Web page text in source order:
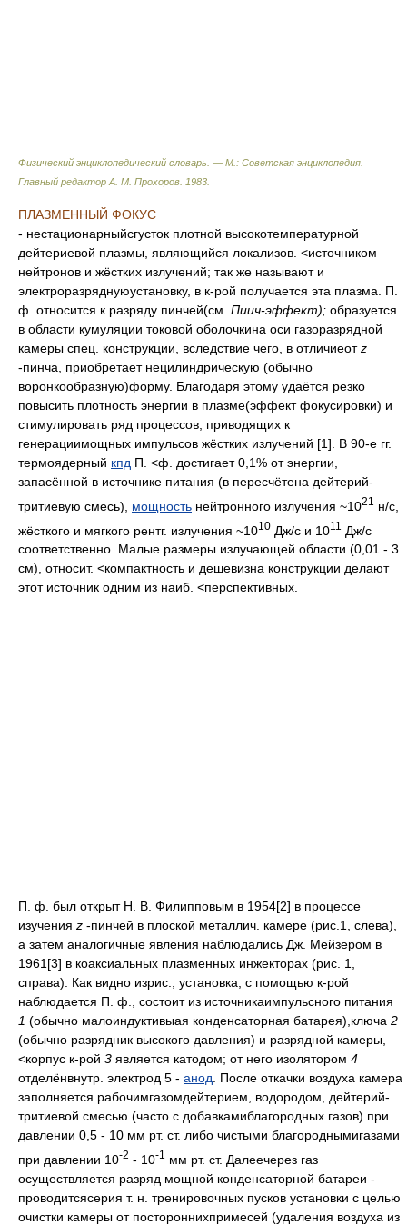
Физический энциклопедический словарь. — М.: Советская энциклопедия
Главный редактор А. М. Прохоров 1983
ПЛАЗМЕННЫЙ ФОКУС
- нестационарныйсгусток плотной высокотемпературной
дейтериевой плазмы, являющийся локализов. <источником
нейтронов и жёстких излучений; так же называют и
электроразряднуюустановку, в к-рой получается эта плазма. П.
ф. относится к разряду пинчей(см. Пиич-эффект); образуется
в области кумуляции токовой оболочкина оси газоразрядной
камеры спец. конструкции, вследствие чего, в отличиеотz
-пинча, приобретает нецилиндрическую (обычно
воронкообразную)форму. Благодаря этому удаётся резко
повысить плотность энергии в плазме(эффект фокусировки) и
стимулировать ряд процессов, приводящих к
генерациимощных импульсов жёстких излучений [1]. В 90-е гг.
термоядерный кпд П. <ф. достигает 0,1% от энергии,
запасённой в источнике питания (в пересчётена дейтерий-
тритиевую смесь), мощность нейтронного излучения ~1021
н/с,
жёсткого и мягкого рентг. излучения ~1010 Дж/с и 1011
Дж/с
соответственно. Малые размеры излучающей области (0,01 - 3
см), относит. <компактность и дешевизна конструкции делают
этот источник одним из наиб. <перспективных.
П. ф. был открыт Н. В. Филипповым в 1954[2] в процессе
изучения z -пинчей в плоской металлич. камере (рис.1, слева),
а затем аналогичные явления наблюдались Дж. Мейзером в
1961[3] в коаксиальных плазменных инжекторах (рис. 1,
справа). Как видно изрис., установка, с помощью к-рой
наблюдается П. ф., состоит из источникаимпульсного питания
1 (обычно малоиндуктивыая конденсаторная батарея),ключа 2
(обычно разрядник высокого давления) и разрядной камеры,
<корпус к-рой 3 является катодом; от него изолятором 4
отделёнвнутр. электрод 5 - анод. После откачки воздуха камера
заполняется рабочимгазомдейтерием, водородом, дейтерий-
тритиевой смесью (часто с добавкамиблагородных газов) при
давлении 0,5 - 10 мм рт. ст. либо чистыми благороднымигазами
при давлении 10-2 - 10-1
мм рт. ст. Далеечерез газ
осуществляется разряд мощной конденсаторной батареи -
проводитсясерия т. н. тренировочных пусков установки с целью
очистки камеры от постороннихпримесей (удаления воздуха из